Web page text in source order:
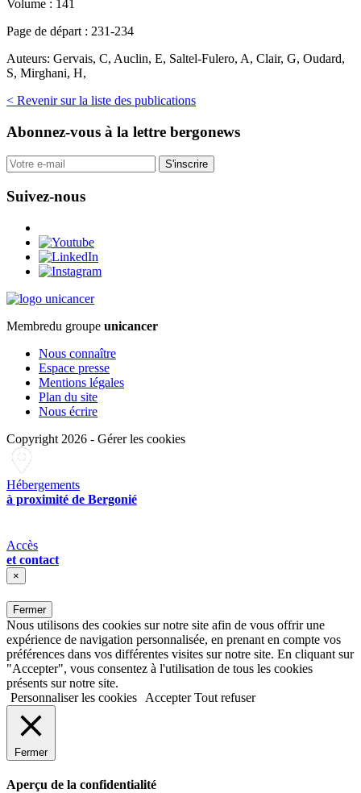
Volume : 141
Page de départ : 231-234
Auteurs: Gervais, C, Auclin, E, Saltel-Fulero, A, Clair, G, Oudard,
S, Mirghani, H,
< Revenir sur la liste des publications
Abonnez-vous à la lettre bergonews
S'inscrire
Suivez-nous
Membredu groupe unicancer
Nous connaître
Espace presse
Mentions légales
Plan du site
Nous écrire
Copyright 2026 - Gérer les cookies
Hébergements
à proximité de Bergonié
Accès
et contact
×
Fermer
Nous utilisons des cookies sur notre site afin de vous offrir une
expérience de navigation personnalisée, en prenant en compte vos
préférences dans vos différentes visites sur notre site. En cliquant sur
"Accepter", vous consentez à l'utilisation de tous les cookies
présents sur notre site.
Personnaliser les cookies
Accepter Tout refuser
Fermer
Aperçu de la confidentialité